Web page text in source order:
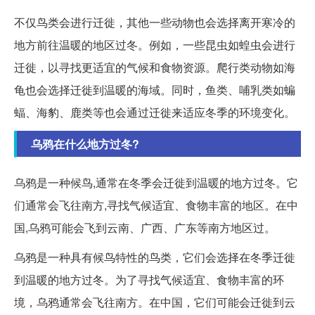
不仅鸟类会进行迁徙，其他一些动物也会选择离开寒冷的
地方前往温暖的地区过冬。例如，一些昆虫如蝗虫会进行
迁徙，以寻找更适宜的气候和食物资源。爬行类动物如海
龟也会选择迁徙到温暖的海域。同时，鱼类、哺乳类如蝙
蝠、海豹、鹿类等也会通过迁徙来适应冬季的环境变化。
乌鸦在什么地方过冬?
乌鸦是一种候鸟,通常在冬季会迁徙到温暖的地方过冬。它
们通常会飞往南方,寻找气候适宜、食物丰富的地区。在中
国,乌鸦可能会飞到云南、广西、广东等南方地区过。
乌鸦是一种具有候鸟特性的鸟类，它们会选择在冬季迁徙
到温暖的地方过冬。为了寻找气候适宜、食物丰富的环
境，乌鸦通常会飞往南方。在中国，它们可能会迁徙到云